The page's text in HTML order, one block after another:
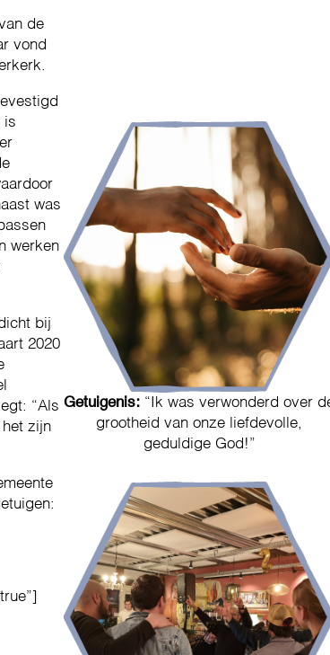
de
vond
is
was
werken
bij
2020
“Als
zijn
Getuigenis: “Ik was verwonderd over
grootheid van onze liefdevolle,
geduldige God!”